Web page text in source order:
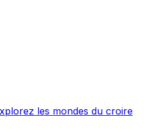
les mondes du croire